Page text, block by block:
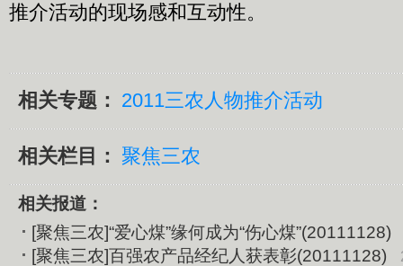
推介活动的现场感和互动性。
相关专题： 2011三农人物推介活动
相关栏目： 聚焦三农
相关报道：
[聚焦三农]“爱心煤”缘何成为“伤心煤”(20111128)
[聚焦三农]百强农产品经纪人获表彰(20111128)